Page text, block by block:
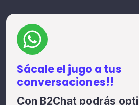
Sácale el jugo a tus
conversaciones!!
Con B2Chat podrás